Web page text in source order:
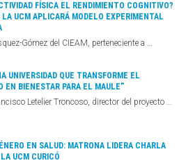
FÍSICA EL RENDIMIENTO COGNITIVO?
LA UCM APLICARÁ MODELO EXPERIMENTAL
Gómez del CIEAM, perteneciente a …
UNIVERSIDAD QUE TRANSFORME EL
EN BIENESTAR PARA EL MAULE”
Letelier Troncoso, director del proyecto …
EN SALUD: MATRONA LIDERA CHARLA
UCM CURICÓ